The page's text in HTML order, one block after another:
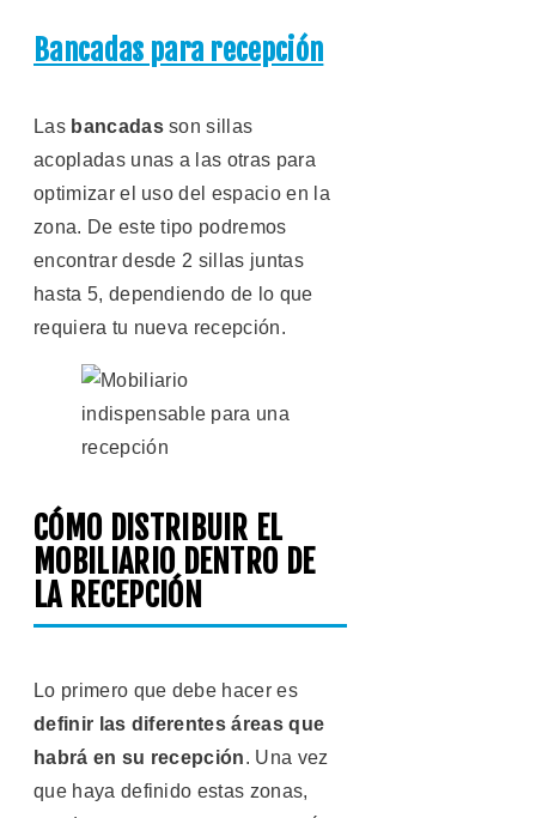
Bancadas para recepción
Las bancadasson sillas
acopladas unas a las otras para
optimizar el uso del espacio en la
zona. De este tipo podremos
encontrar desde 2 sillas juntas
hasta 5, dependiendo de lo que
requiera tu nueva recepción.
CÓMO DISTRIBUIR EL
MOBILIARIO DENTRO DE
LA RECEPCIÓN
Lo primero que debe hacer es
definir las diferentes áreas que
habrá en su recepción. Una vez
que haya definido estas zonas,